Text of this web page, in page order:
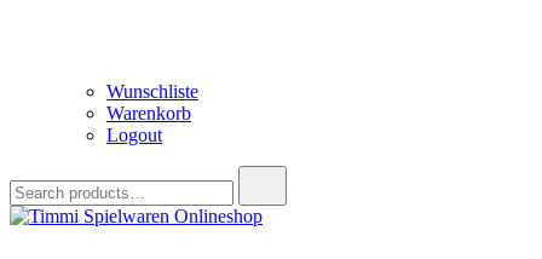
Wunschliste
Warenkorb
Logout
for: